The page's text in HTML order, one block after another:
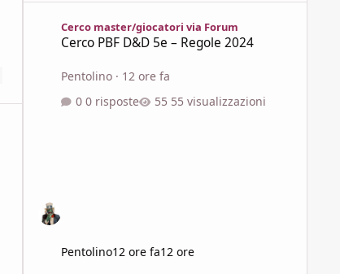
Cerco master/giocatori via Forum
Cerco PBF D&D 5e – Regole 2024
Pentolino· 12 ore fa
0 risposte
55 visualizzazioni
Pentolino12 ore fa12 ore